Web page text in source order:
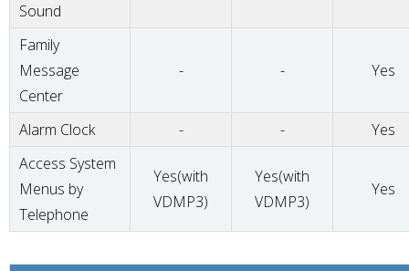
Sound
Family
Message
Center
- - Yes
Alarm Clock - -
Yes
Access System
Menus by
Telephone
Yes(with
VDMP3)
Yes(with
VDMP3)
Yes